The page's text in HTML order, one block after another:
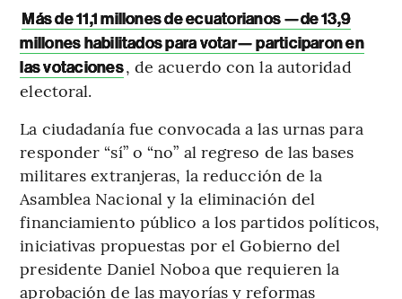
Más de 11,1 millones de ecuatorianos —de 13,9
millones habilitados para votar— participaron en
las votaciones, de acuerdo con la autoridad
electoral.
La ciudadanía fue convocada a las urnas para
responder “sí” o “no” al regreso de las bases
militares extranjeras, la reducción de la
Asamblea Nacional y la eliminación del
financiamiento público a los partidos políticos,
iniciativas propuestas por el Gobierno del
presidente Daniel Noboa que requieren la
aprobación de las mayorías y reformas